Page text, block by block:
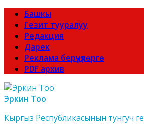
Башкы
Гезит тууралуу
Редакция
Дарек
Реклама берүүчүлөргө
PDF архив
Эркин Тоо
Кыргыз Республикасынын тунгуч